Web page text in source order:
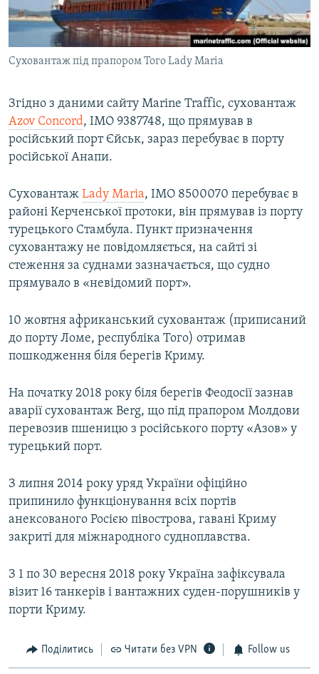
Суховантаж під прапором Того Lady Maria
Згідно з даними сайту Marine Traffic, суховантаж​
Azov Concord, IMO 9387748, що прямував в
російський порт Єйськ, зараз перебуває в порту
російської Анапи.
Суховантаж​ Lady Maria, IMO 8500070 перебуває в
районі Керченської протоки, він прямував із порту
турецького Стамбула. Пункт призначення
суховантажу не повідомляється, на сайті зі
стеження за суднами зазначається, що судно
прямувало в «невідомий порт».
10 жовтня африканський суховантаж (приписаний
до порту Ломе, республіка Того) отримав
пошкодження біля берегів Криму.
На початку 2018 року біля берегів Феодосії зазнав
аварії суховантаж Berg, що під прапором Молдови
перевозив пшеницю з російського порту «Азов» у
турецький порт.
З липня 2014 року уряд України офіційно
припинило функціонування всіх портів
анексованого Росією півострова, гавані Криму
закриті для міжнародного судноплавства.
З 1 по 30 вересня 2018 року Україна зафіксувала
візит 16 танкерів і вантажних суден-порушників у
порти Криму.
Поділитись Читати без VPN Follow us